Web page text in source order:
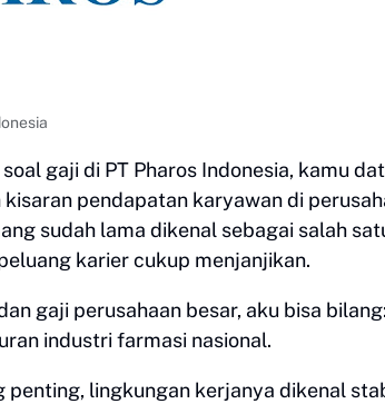
gaji di PT Pharos Indonesia, kamu
pendapatan karyawan di
sudah lama dikenal sebagai salah
karier cukup menjanjikan.
gaji perusahaan besar, aku bisa bilang:
industri farmasi nasional.
lingkungan kerjanya dikenal